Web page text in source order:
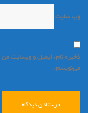
وب‌ سایت
ذخیره نام، ایمیل و وبسایت
می‌نویسم.